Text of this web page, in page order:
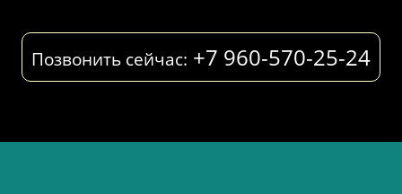
Позвонить сейчас: +7 960-570-25-24